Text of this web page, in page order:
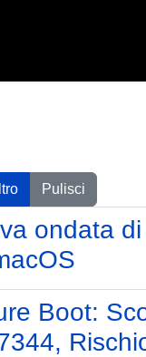
Pulisci
ondata
Boot: